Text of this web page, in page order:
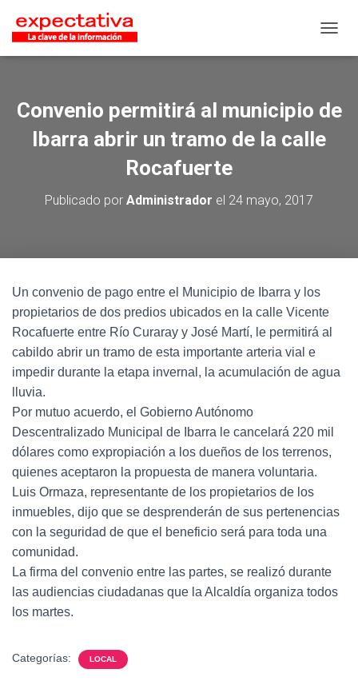
Convenio permitirá al municipio de
Ibarra abrir un tramo de la calle
Rocafuerte
Publicado por Administrador el 24 mayo, 2017
Un convenio de pago entre el Municipio de Ibarra y los
propietarios de dos predios ubicados en la calle Vicente
Rocafuerte entre Río Curaray y José Martí, le permitirá al
cabildo abrir un tramo de esta importante arteria vial e
impedir durante la etapa invernal, la acumulación de agua
lluvia.
Por mutuo acuerdo, el Gobierno Autónomo
Descentralizado Municipal de Ibarra le cancelará 220 mil
dólares como expropiación a los dueños de los terrenos,
quienes aceptaron la propuesta de manera voluntaria.
Luis Ormaza, representante de los propietarios de los
inmuebles, dijo que se desprenderán de sus pertenencias
con la seguridad de que el beneficio será para toda una
comunidad.
La firma del convenio entre las partes, se realizó durante
las audiencias ciudadanas que la Alcaldía organiza todos
los martes.
Categorías: LOCAL